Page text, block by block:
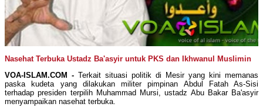
Nasehat Terbuka Ustadz Ba'asyir untuk PKS dan Ikhwanul Muslimin
VOA-ISLAM.COM - Terkait situasi politik di Mesir yang kini memanas
paska kudeta yang dilakukan militer pimpinan Abdul Fatah As-Sisi
terhadap presiden terpilih Muhammad Mursi, ustadz Abu Bakar Ba'asyir
menyampaikan nasehat terbuka.